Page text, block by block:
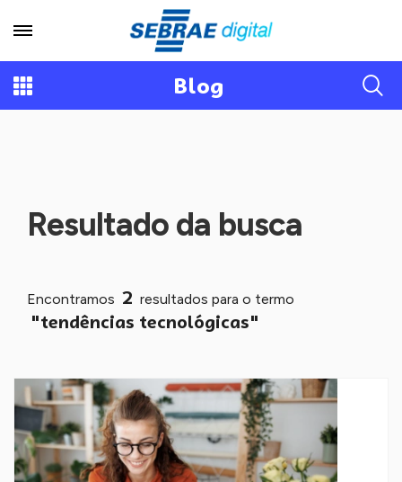
Blog
Resultado da busca
Encontramos 2 resultados para o termo
"tendências tecnológicas"